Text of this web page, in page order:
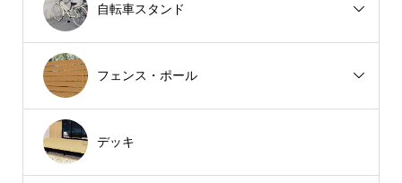
自転車スタンド
フェンス・ポール
デッキ